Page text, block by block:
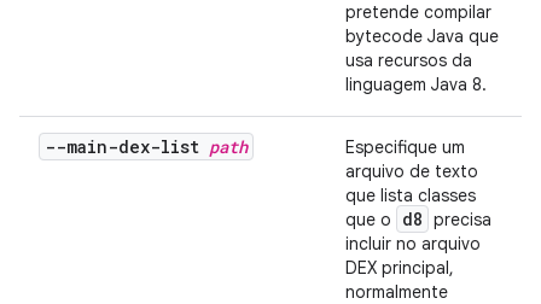
pretende compilar
bytecode Java que
usa recursos da
linguagem Java 8.
--main-dex-list path
Especifique um
arquivo de texto
que lista classes
que o
d8 precisa
incluir no arquivo
DEX principal,
normalmente